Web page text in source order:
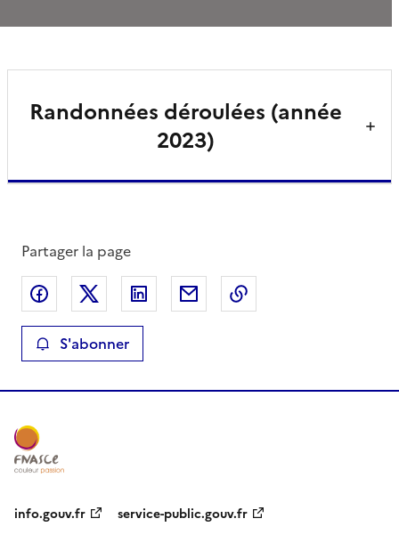
Randonnées déroulées (année
2023)
Partager la page
Partager sur Facebook
Partager sur XPartager sur LinkedIn
Partager par email
S'abonner
info.gouv.fr
service-public.gouv.fr